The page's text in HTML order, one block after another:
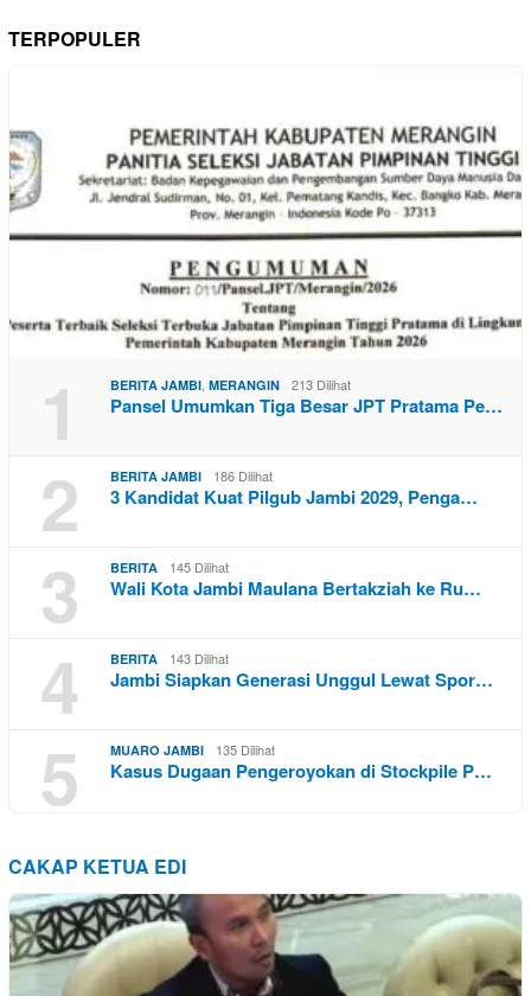
TERPOPULER
1 BERITA JAMBI MERANGIN 213 Dilihat
Pansel Umumkan Tiga Besar JPT Pratama Pe…
2 BERITA JAMBI 186 Dilihat
3 Kandidat Kuat Pilgub Jambi 2029, Penga…
3 BERITA 145 Dilihat
Wali Kota Jambi Maulana Bertakziah ke Ru…
4 BERITA 143 Dilihat
Jambi Siapkan Generasi Unggul Lewat Spor…
5 MUARO JAMBI 135 Dilihat
Kasus Dugaan Pengeroyokan di Stockpile P…
CAKAP KETUA EDI